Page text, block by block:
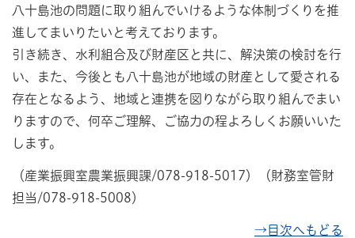
八十島池の問題に取り組んでいけるような体制づくりを推
進してまいりたいと考えております。
引き続き、水利組合及び財産区と共に、解決策の検討を行
い、また、今後とも八十島池が地域の財産として愛される
存在となるよう、地域と連携を図りながら取り組んでまい
りますので、何卒ご理解、ご協力の程よろしくお願いいた
します。
（産業振興室農業振興課/078-918-5017）（財務室管財
担当/078-918-5008）
→目次へもどる